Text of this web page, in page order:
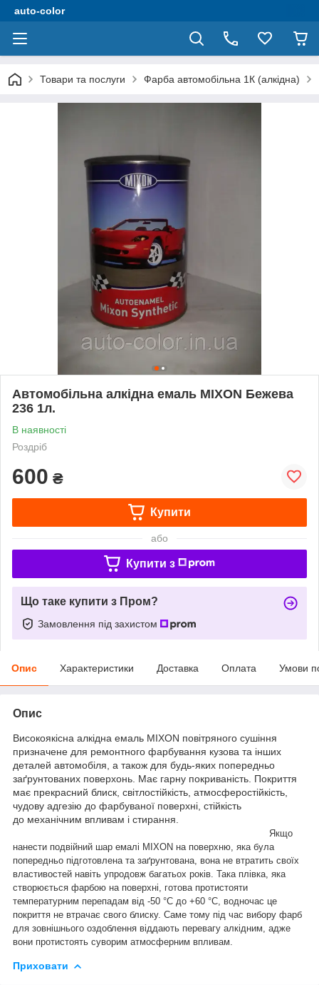
auto-color
Товари та послуги Фарба автомобільна 1К (алкідна)
Автомобільна алкідна емаль MIXON Бежева
236 1л.
В наявності
Роздріб
600 ₴
Купити
або
Купити з
Що таке купити з Пром?
Замовлення під захистом
Опис Характеристики Доставка Оплата Умови
Опис
Високоякісна алкідна емаль MIXON повітряного сушіння
призначене для ремонтного фарбування кузова та інших
деталей автомобіля, а також для будь-яких попередньо
заґрунтованих поверхонь. Має гарну покриваність. Покриття
має прекрасний блиск, світлостійкість, атмосферостійкість,
чудову адгезію до фарбуваної поверхні, стійкість
до механічним впливам і стирання.
Якщо
нанести подвійний шар емалі MIXON на поверхню, яка була
попередньо підготовлена та заґрунтована, вона не втратить своїх
властивостей навіть упродовж багатьох років. Така плівка, яка
створюється фарбою на поверхні, готова протистояти
температурним перепадам від -50 °C до +60 °C, водночас це
покриття не втрачає свого блиску. Саме тому під час вибору фарб
для зовнішнього оздоблення віддають перевагу алкідним, адже
вони протистоять суворим атмосферним впливам.
Приховати